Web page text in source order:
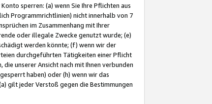
sperren: (a) wenn Sie Ihre Pflichten aus
Programmrichtlinien) nicht innerhalb von 7
im Zusammenhang mit Ihrer
oder illegale Zwecke genutzt wurde; (e)
werden könnte; (f) wenn wir der
durchgeführten Tätigkeiten einer Pflicht
unserer Ansicht nach mit Ihnen verbunden
haben) oder (h) wenn wir das
gilt jeder Verstoß gegen die Bestimmungen